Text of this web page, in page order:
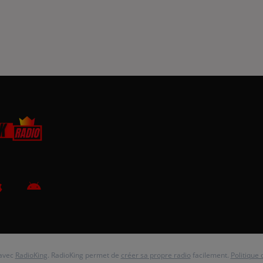
RadioKing. RadioKing permet de créer sa propre radio facilement. Politique